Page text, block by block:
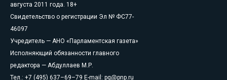
августа 2011 года. 18+
Свидетельство о регистрации Эл № ФС77-
46097
Учредитель — АНО «Парламентская газета»
Исполняющий обязанности главного
редактора — Абдуллаев М.Р.
Тел.: +7 (495) 637–69–79 E-mail: pg@pnp.ru